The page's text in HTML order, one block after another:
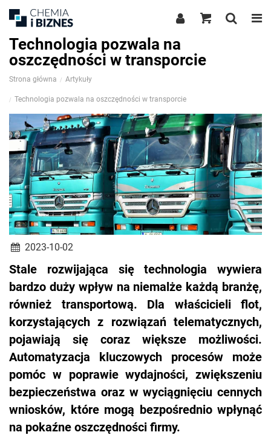
Technologia pozwala na
oszczędności w transporcie
Strona główna Artykuły
Technologia pozwala na oszczędności w transporcie
2023-10-02
Stale rozwijająca się technologia wywiera
bardzo duży wpływ na niemalże każdą branżę,
również transportową. Dla właścicieli flot,
korzystających z rozwiązań telematycznych,
pojawiają się coraz większe możliwości.
Automatyzacja kluczowych procesów może
pomóc w poprawie wydajności, zwiększeniu
bezpieczeństwa oraz w wyciągnięciu cennych
wniosków, które mogą bezpośrednio wpłynąć
na pokaźne oszczędności firmy.